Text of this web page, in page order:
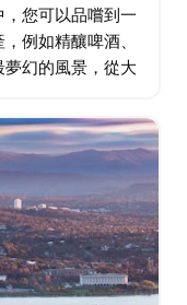
您可以品嚐到一
例如精釀啤酒、
幻的風景，從大
…